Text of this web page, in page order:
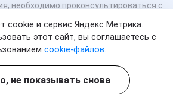
необходимо проконсультироваться с
носят исключительно
и не являются медицинскими
соглашаетесь на использование
cookie и сервис Яндекс Метрика.
этот сайт, вы соглашаетесь с
cookie-файлов.
не показывать снова